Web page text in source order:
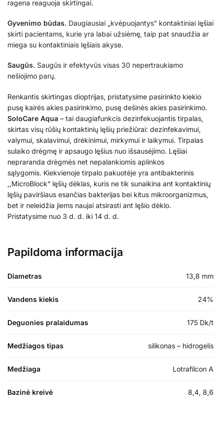
ragena reaguoja skirtingai.
Gyvenimo būdas. Daugiausiai „kvėpuojantys” kontaktiniai lęšiai
skirti pacientams, kurie yra labai užsiėmę, taip pat snaudžia ar
miega su kontaktiniais lęšiais akyse.
Saugūs. Saugūs ir efektyvūs visas 30 nepertraukiamo
nešiojimo parų.
Renkantis skirtingas dioptrijas, pristatysime pasirinkto kiekio
pusę kairės akies pasirinkimo, pusę dešinės akies pasirinkimo.
SoloCare Aqua – tai daugiafunkcis dezinfekuojantis tirpalas,
skirtas visų rūšių kontaktinių lęšių priežiūrai: dezinfekavimui,
valymui, skalavimui, drėkinimui, mirkymui ir laikymui. Tirpalas
sulaiko drėgmę ir apsaugo lęšius nuo išsausėjimo. Lęšiai
nepraranda drėgmės net nepalankiomis aplinkos
sąlygomis. Kiekvienoje tirpalo pakuotėje yra antibakterinis
,,MicroBlock“ lęšių dėklas, kuris ne tik sunaikina ant kontaktinių
lęšių paviršiaus esančias bakterijas bei kitus mikroorganizmus,
bet ir neleidžia jiems naujai atsirasti ant lęšio dėklo.
Pristatysime nuo 3 d. d. iki 14 d. d.
Papildoma informacija
Diametras 13,8 mm
Vandens kiekis 24%
Deguonies pralaidumas 175 Dk/t
Medžiagos tipas silikonas – hidrogelis
Medžiaga Lotrafilcon A
Bazinė kreivė 8,4, 8,6